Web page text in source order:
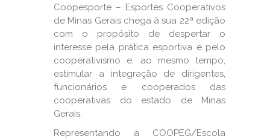
Coopesporte – Esportes Cooperativos
de Minas Gerais chega à sua 22ª edição
com o propósito de despertar o
interesse pela prática esportiva e pelo
cooperativismo e, ao mesmo tempo,
estimular a integração de dirigentes,
funcionários e cooperados das
cooperativas do estado de Minas
Gerais.
Representando a COOPEG/Escola